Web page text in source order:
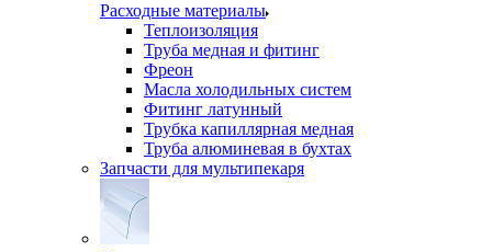
Расходные материалы
Теплоизоляция
Труба медная и фитинг
Фреон
Масла холодильных систем
Фитинг латунный
Трубка капиллярная медная
Труба алюминевая в бухтах
Запчасти для мультипекаря